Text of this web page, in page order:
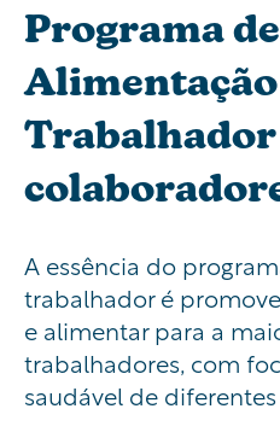
Programa de
Trabalhador
A essência do
trabalhador é
e alimentar para a
trabalhadores, com
saudável de